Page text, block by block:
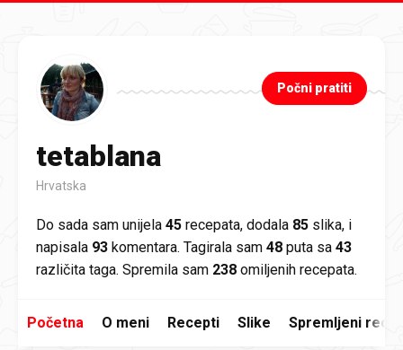
tetablana
Hrvatska
Počni pratiti
Do sada sam unijela 45 recepata, dodala 85 slika, i
napisala 93 komentara. Tagirala sam 48 puta sa 43
različita taga. Spremila sam 238 omiljenih recepata.
Početna O meni Recepti Slike Spremljeni